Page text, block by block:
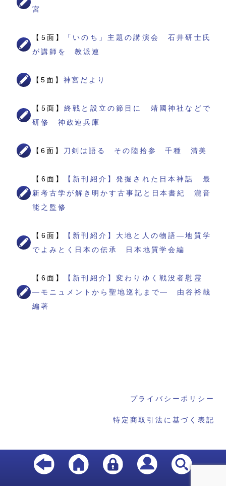
宮
【5面】
「いのち」主題の講演会 石井研士氏
が講師を 教派連
【5面】 神宮だより
【5面】終戦と設立の節目に 靖國神社などで
研修 神政連兵庫
【6面】 刀剣は語る その陸拾参 千種 清美
【6面】
【新刊紹介】発掘された日本神話 最
新考古学が解き明かす古事記と日本書紀 瀧音
能之監修
【6面】
【新刊紹介】大地と人の物語―地質学
でよみとく日本の伝承 日本地質学会編
【6面】
【新刊紹介】変わりゆく戦没者慰霊
―モニュメントから聖地巡礼まで― 由谷裕哉
編著
プライバシーポリシー
特定商取引法に基づく表記